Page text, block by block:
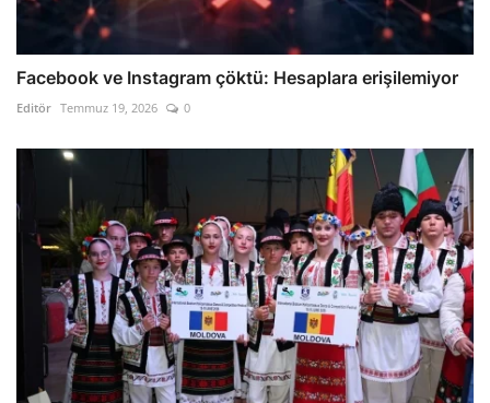
Facebook ve Instagram çöktü: Hesaplara erişilemiyor
Editör Temmuz 19, 2026 0